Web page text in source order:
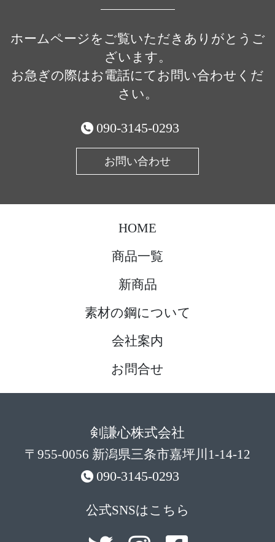
ホームページをご覧いただきありがとうご
ざいます。
お急ぎの際はお電話にてお問い合わせくだ
さい。
090-3145-0293
お問い合わせ
HOME
商品一覧
新商品
素材の鋼について
会社案内
お問合せ
剣謙心株式会社
〒955-0056 新潟県三条市嘉坪川1-14-12
090-3145-0293
公式SNSはこちら